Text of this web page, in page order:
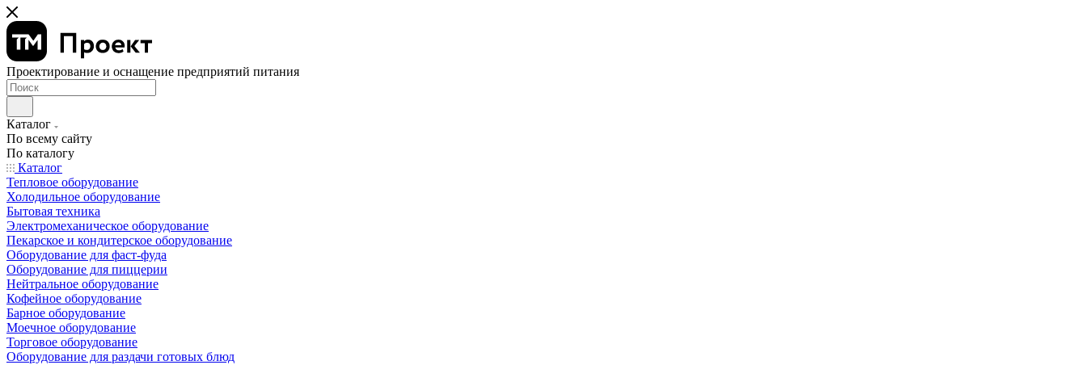
Проектирование и оснащение предприятий питания
Каталог
По всему сайту
По каталогу
Каталог
Тепловое оборудование
Холодильное оборудование
Бытовая техника
Электромеханическое оборудование
Пекарское и кондитерское оборудование
Оборудование для фаст-фуда
Оборудование для пиццерии
Нейтральное оборудование
Кофейное оборудование
Барное оборудование
Моечное оборудование
Торговое оборудование
Оборудование для раздачи готовых блюд